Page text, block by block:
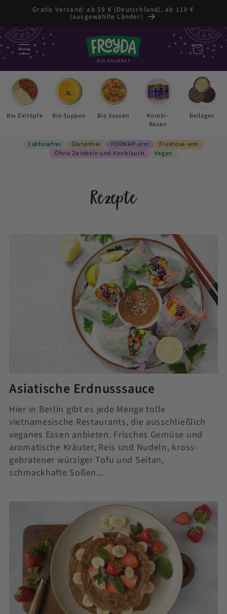
Inhalt
springen
Gratis Versand: ab 59 € (Deutschland), ab 110 €
(ausgewählte Länder)
Warenkorb
Bio Eintöpfe Bio Suppen Bio Saucen
Kombi-
Boxen
Beilagen
Laktosefrei Glutenfrei FODMAP-arm
Fruktose-arm
Ohne Zwiebeln und Knoblauch
Vegan
Rezepte
Asiatische Erdnusssauce
Hier in Berlin gibt es jede Menge tolle
vietnamesische Restaurants, die ausschließlich
veganes Essen anbieten. Frisches Gemüse und
aromatische Kräuter, Reis und Nudeln, kross-
gebratener würziger Tofu und Seitan,
schmackhafte Soßen...